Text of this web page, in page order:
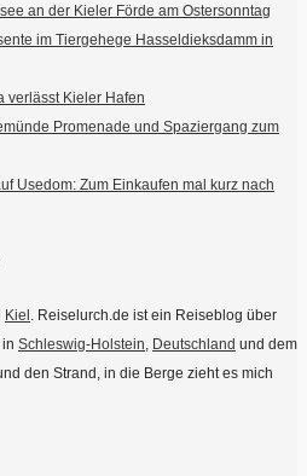
an der Kieler Förde am Ostersonntag
im Tiergehege Hasseldieksdamm in
verlässt Kieler Hafen
Promenade und Spaziergang zum
Usedom: Zum Einkaufen mal kurz nach
Kiel . Reiselurch.de ist ein Reiseblog über
Schleswig-Holstein Deutschland und dem
den Strand, in die Berge zieht es mich